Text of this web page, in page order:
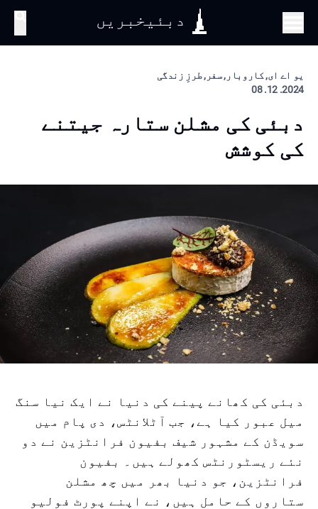
دبئیخبریں
یو اے ای, کاروبار, سفر, طرزِ زندگی
2024. 12. 08
دبئی کی مشلن ستارہ جیتنے
کی کوشش
دبئی کی کھانے پینے کی دنیا نے ایک نیا سنگ
میل عبور کیا ہے، جب آٹلانٹس، دی پام میں
سویڈن کے مشہور شیف بفیون فرانٹزین نے دو
نئے ریسٹورنٹس کھولے ہیں۔ بفیون
فرانٹزین، جو دنیا بھر میں چھ مشلن
ستاروں کے حامل ہیں، نے اپنے پورٹ فولیو